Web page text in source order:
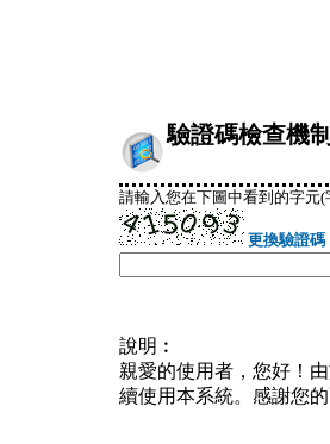
驗證碼檢查機制
請輸入您在下圖中看到的字元
更換驗證碼
說明︰
親愛的使用者，您好！
續使用本系統。感謝您的